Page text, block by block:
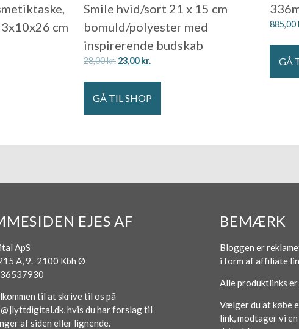
cm
Smile hvid/sort 21 x 15 cm
bomuld/polyester med
inspirerende budskab
28,00kr. 23,00kr.
GÅ TIL SHOP
885,00
GÅ
EJES AF
ApS
A, 9. 2100 Kbh Ø
36537930
til at skrive til os på
hvis du har forslag til
af siden eller lignende.
BEMÆRK
Bloggen er
i form af affiliate
Alle produktlinks
Vælger du at købe
link, modtager vi